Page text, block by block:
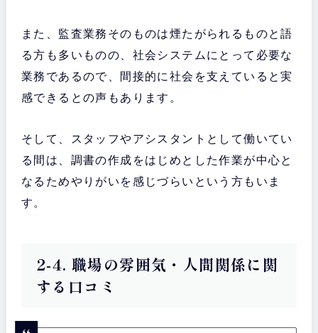
また、監査業務そのものは煙たがられるものと語
る方も多いものの、社会システムにとって必要な
業務であるので、間接的に社会を支えていると実
感できるとの声もあります。
そして、スタッフやアシスタントとして働いてい
る間は、調書の作成をはじめとした作業が中心と
なるためやりがいを感じづらいという方もいま
す。
2-4. 職場の雰囲気・人間関係に関
する口コミ